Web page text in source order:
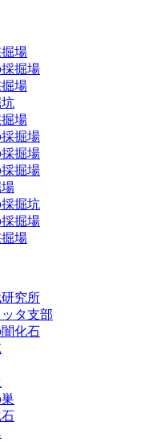
場
掘場
場
場
掘場
掘場
掘場
掘坑
掘場
場
究所
タ支部
化石